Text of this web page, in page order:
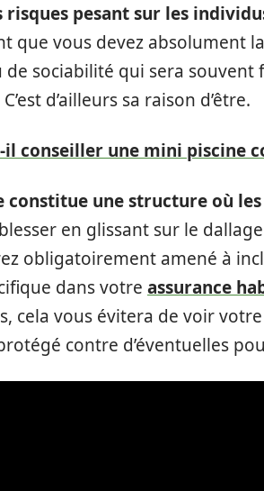
risques pesant sur les
que vous devez absolument
de sociabilité qui sera
d’ailleurs sa raison d’être.
il conseiller une mini piscine
constitue une structure où
en glissant sur le
obligatoirement amené à
dans votre assurance
cela vous évitera de voir
contre d’éventuelles